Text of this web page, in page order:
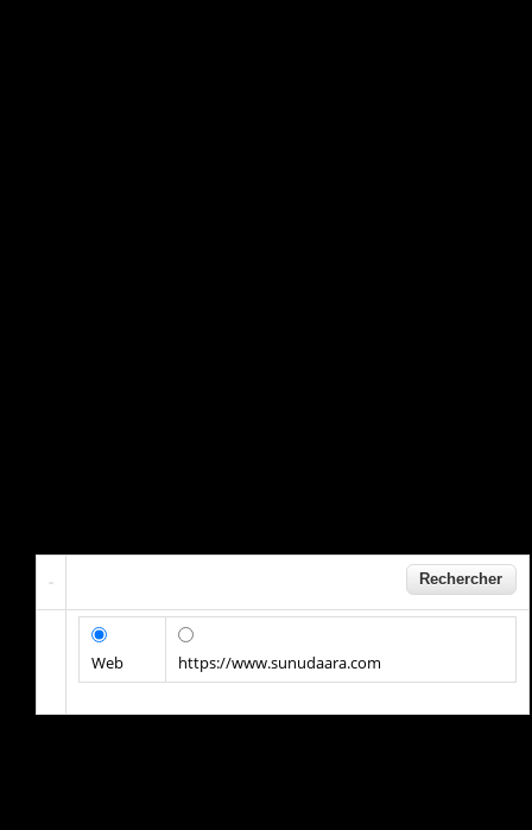
Web https://www.sunudaara.com